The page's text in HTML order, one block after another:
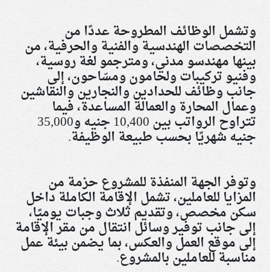
وتشمل الوظائف المطروحة عددًا من
التخصصات الهندسية والفنية والحرفية، من
بينها مهندسو مدني، ومترجمو لغة روسية،
وفنيو تركيبات ولحامون ومسّاحون، إلى
جانب وظائف للحدادين والنجارين والنقاشين
وعمال المحارة والعمالة المساعدة، فيما
تتراوح الرواتب بين 10,400 جنيه و35,000
جنيه شهريًا بحسب طبيعة الوظيفة.
وتوفر الجهة المنفذة للمشروع حزمة من
المزايا للعاملين، تشمل الإقامة الكاملة داخل
سكن مخصص، وتقديم ثلاث وجبات يوميًا،
إلى جانب توفير وسائل انتقال من مقر الإقامة
إلى موقع العمل والعكس، بما يضمن بيئة عمل
مناسبة للعاملين بالمشروع.